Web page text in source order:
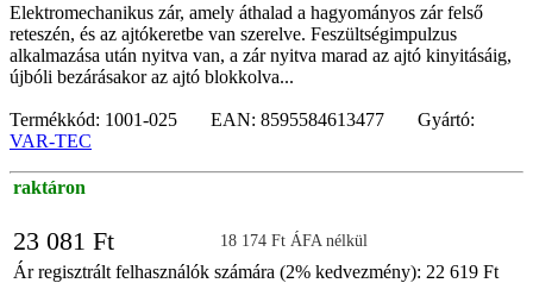
Elektromechanikus zár, amely áthalad a hagyományos zár felső
reteszén, és az ajtókeretbe van szerelve. Feszültségimpulzus
alkalmazása után nyitva van, a zár nyitva marad az ajtó kinyitásáig,
újbóli bezárásakor az ajtó blokkolva...
Termékkód: 1001-025 EAN: 8595584613477 Gyártó:
VAR-TEC
raktáron
23 081 Ft 18 174 Ft ÁFA nélkül
Ár regisztrált felhasználók számára (2% kedvezmény): 22 619 Ft